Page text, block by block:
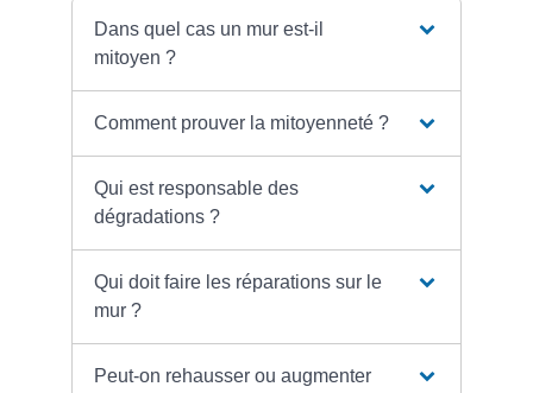
Dans quel cas un mur est-il
mitoyen ?
Comment prouver la mitoyenneté ?
Qui est responsable des
dégradations ?
Qui doit faire les réparations sur le
mur ?
Peut-on rehausser ou augmenter